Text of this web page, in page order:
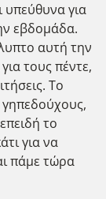
υπεύθυνα για
εβδομάδα.
αυτή την
για τους πέντε,
Το
γηπεδούχους,
το
για να
πάμε τώρα